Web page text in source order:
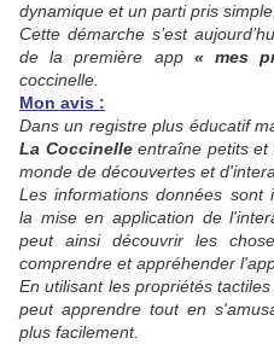
dynamique et un parti pris
Cette démarche s’est
de la première app « mes
coccinelle.
Mon avis :
Dans un registre plus éducatif
La Coccinelleentraîne petits et
monde de découvertes et
Les informations données sont
la mise en application de
peut ainsi découvrir les
comprendre et appréhender
En utilisant les propriétés
peut apprendre tout en
plus facilement.